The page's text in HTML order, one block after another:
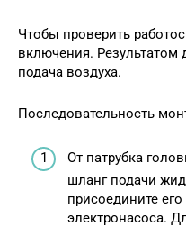
Чтобы проверить
включения.
подача воздуха.
Последовательность
От патрубка
шланг подачи
присоедините
электронасоса.